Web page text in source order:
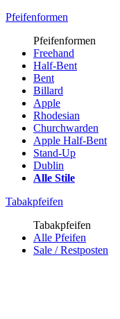
Pfeifenformen
Pfeifenformen
Freehand
Half-Bent
Bent
Billard
Apple
Rhodesian
Churchwarden
Apple Half-Bent
Stand-Up
Dublin
Alle Stile
Tabakpfeifen
Tabakpfeifen
Alle Pfeifen
Sale / Restposten